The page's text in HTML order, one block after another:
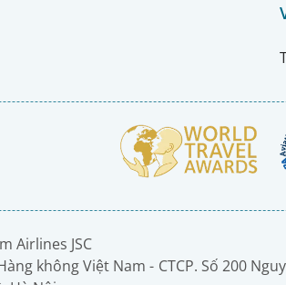
Airlines JSC
không Việt Nam - CTCP. Số 200